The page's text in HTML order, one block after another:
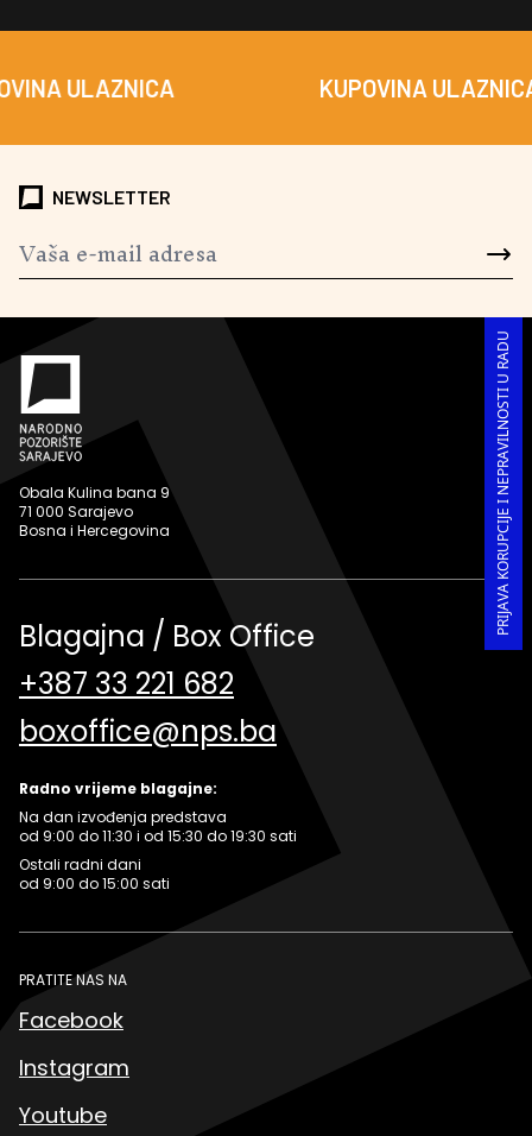
ULAZNICA KUPOVINA ULAZNICA
NEWSLETTER
PRIJAVA KORUPCIJE I NEPRAVILNOSTI U RADU
Obala Kulina bana 9
71 000 Sarajevo
Bosna i Hercegovina
Blagajna / Box Office
+387 33 221 682
boxoffice@nps.ba
Radno vrijeme blagajne:
Na dan izvođenja predstava
od 9:00 do 11:30 i od 15:30 do 19:30 sati
Ostali radni dani
od 9:00 do 15:00 sati
PRATITE NAS NA
Facebook
Instagram
Youtube